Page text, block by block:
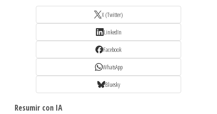
X (Twitter)
LinkedIn
Facebook
WhatsApp
Bluesky
Resumir con IA